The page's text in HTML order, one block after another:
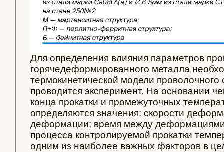
Для определения влияния параметров
горячедеформированного металла
термокинетической модели проволочного
проводится эксперимент. На основании
конца прокатки и промежуточных
определяются значения: скорости
деформации; время между
процесса контролируемой прокатки
одним из наиболее важных факторов в